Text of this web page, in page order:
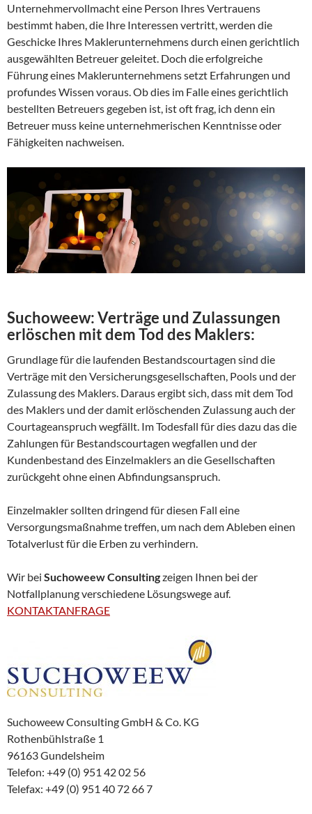
Unternehmervollmacht eine Person Ihres Vertrauens
bestimmt haben, die Ihre Interessen vertritt, werden die
Geschicke Ihres Maklerunternehmens durch einen gerichtlich
ausgewählten Betreuer geleitet. Doch die erfolgreiche
Führung eines Maklerunternehmens setzt Erfahrungen und
profundes Wissen voraus. Ob dies im Falle eines gerichtlich
bestellten Betreuers gegeben ist, ist oft frag, ich denn ein
Betreuer muss keine unternehmerischen Kenntnisse oder
Fähigkeiten nachweisen.
Suchoweew:Verträge und Zulassungen
erlöschen mit dem Tod des Maklers:
Grundlage für die laufenden Bestandscourtagen sind die
Verträge mit den Versicherungsgesellschaften, Pools und der
Zulassung des Maklers. Daraus ergibt sich, dass mit dem Tod
des Maklers und der damit erlöschenden Zulassung auch der
Courtageanspruch wegfällt. Im Todesfall für dies dazu das die
Zahlungen für Bestandscourtagen wegfallen und der
Kundenbestand des Einzelmaklers an die Gesellschaften
zurückgeht ohne einen Abfindungsanspruch.
Einzelmakler sollten dringend für diesen Fall eine
Versorgungsmaßnahme treffen, um nach dem Ableben einen
Totalverlust für die Erben zu verhindern.
Wir bei Suchoweew Consultingzeigen Ihnen bei der
Notfallplanung verschiedene Lösungswege auf.
KONTAKTANFRAGE
Suchoweew Consulting GmbH & Co. KG
Rothenbühlstraße 1
96163 Gundelsheim
Telefon: +49 (0) 951 42 02 56
Telefax: +49 (0) 951 40 72 66 7